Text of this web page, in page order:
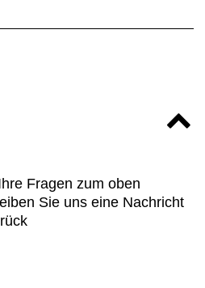
Fragen zum oben
Sie uns eine Nachricht